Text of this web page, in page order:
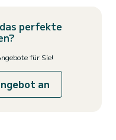
perfekte
für Sie!
an